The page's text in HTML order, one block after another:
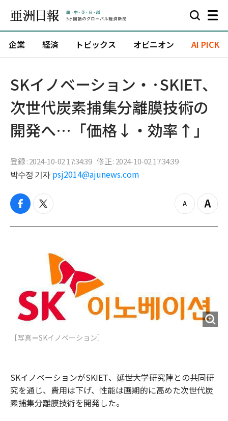
企業 経済 トピックス オピニオン AI PICK
SKイノベーション・·SKIET、
次世代炭素捕集分離膜技術の
開発へ…「価格↓・効率↑」
登録 : 2024-10-02 17:34:39 修正 : 2024-10-02 17:34:39
박수정 기자 psj2014@ajunews.com
f
c
t
i
z
o
Z
o
［写真＝SKイノベーション］
SKイノベーションがSKIET、延世大学研究陣との共同研
究を通じ、費用は下げ、性能は画期的に高めた次世代炭
素捕集分離膜技術を開発した。